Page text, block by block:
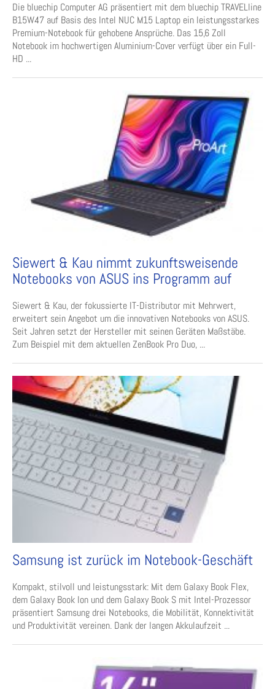
Die bluechip Computer AG präsentiert mit dem bluechip TRAVELline
B15W47 auf Basis des Intel NUC M15 Laptop ein leistungsstarkes
Premium-Notebook für gehobene Ansprüche. Das 15,6 Zoll
Notebook im hochwertigen Aluminium-Cover verfügt über ein Full-
HD ...
Siewert & Kau nimmt zukunftsweisende
Notebooks von ASUS ins Programm auf
Siewert & Kau, der fokussierte IT-Distributor mit Mehrwert,
erweitert sein Angebot um die innovativen Notebooks von ASUS.
Seit Jahren setzt der Hersteller mit seinen Geräten Maßstäbe.
Zum Beispiel mit dem aktuellen ZenBook Pro Duo, ...
Samsung ist zurück im Notebook-Geschäft
Kompakt, stilvoll und leistungsstark: Mit dem Galaxy Book Flex,
dem Galaxy Book Ion und dem Galaxy Book S mit Intel-Prozessor
präsentiert Samsung drei Notebooks, die Mobilität, Konnektivität
und Produktivität vereinen. Dank der langen Akkulaufzeit ...